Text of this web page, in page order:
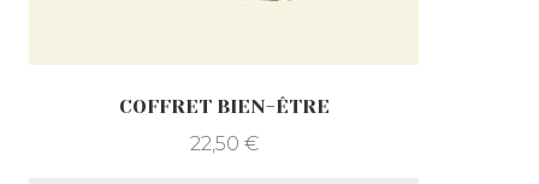
COFFRET BIEN-ÊTRE
22,50 €